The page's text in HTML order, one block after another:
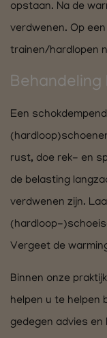
opstaan. Na de
verdwenen. Op
trainen/hardlopen
Een
rust, doe rek- en
de belasting
verdwenen zijn.
(hardloop-
Vergeet de
Binnen onze
helpen u te helpen
gedegen advies en